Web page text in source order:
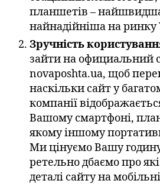
планшетів –
найнадійніша на ринку
Зручність
зайти на официальний
novaposhta.ua, щоб
наскільки сайт у
компанії
Вашому смартфоні,
якому іншому
Ми цінуємо Вашу
ретельно дбаємо про
деталі сайту на